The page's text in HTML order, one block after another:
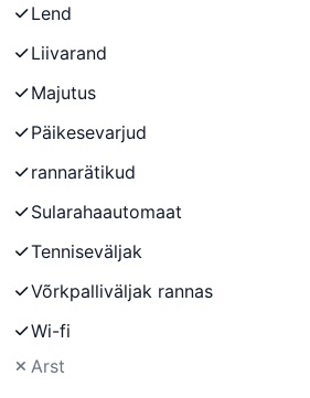
Lend
Liivarand
Majutus
Päikesevarjud
rannarätikud
Sularahaautomaat
Tenniseväljak
Võrkpalliväljak rannas
Wi-fi
Arst